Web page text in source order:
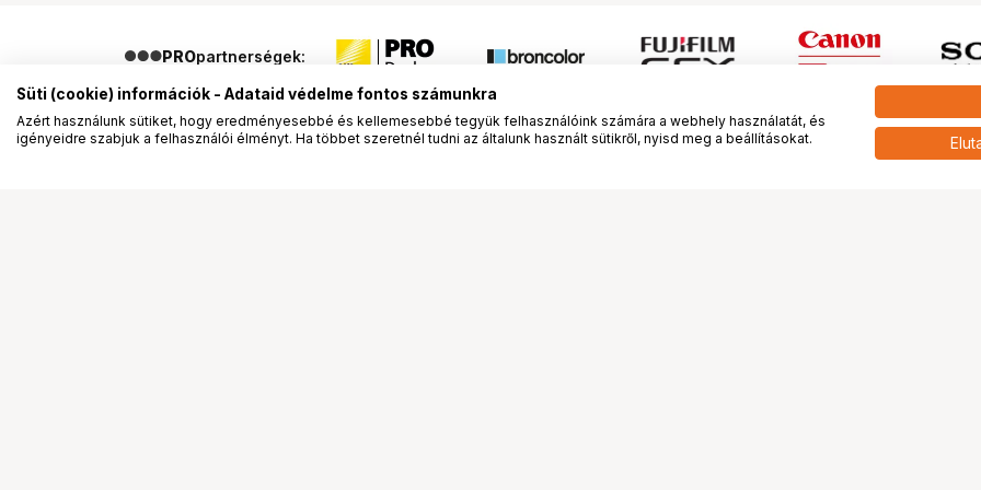
PROpartnerségek:
Süti (cookie) információk - Adataid védelme fontos számunkra
Azért használunk sütiket, hogy eredményesebbé és kellemesebbé tegyük felhasználóink számára a webhely használatát, és
igényeidre szabjuk a felhasználói élményt. Ha többet szeretnél tudni az általunk használt sütikről, nyisd meg a beállításokat.